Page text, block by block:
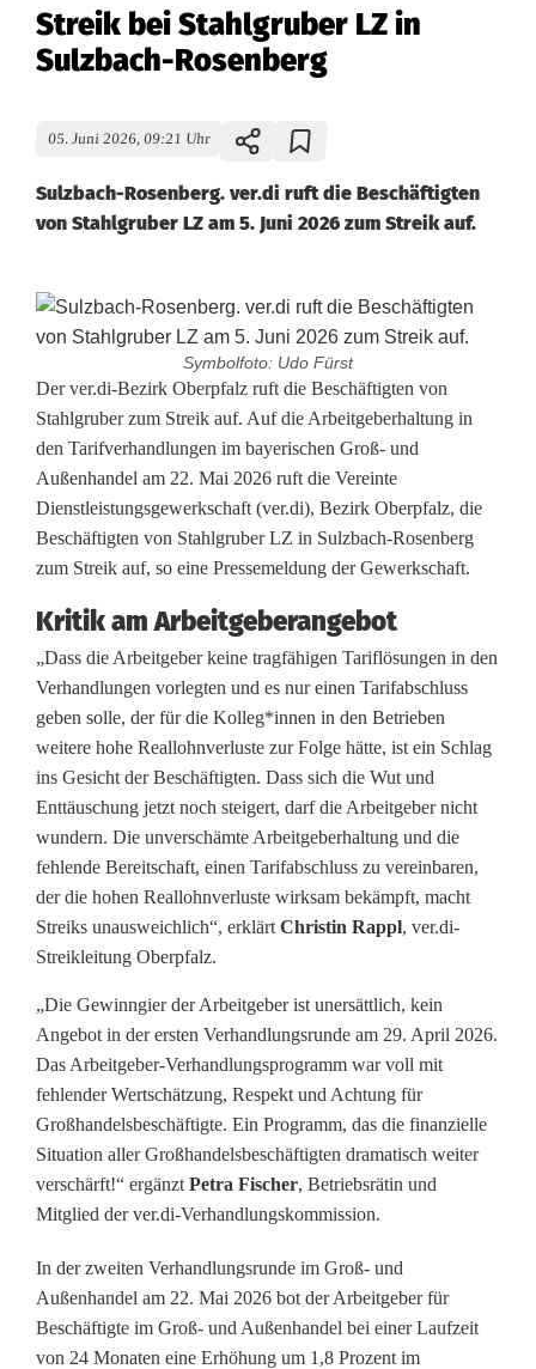
Streik bei Stahlgruber LZ in
Sulzbach-Rosenberg
05. Juni 2026, 09:21 Uhr
Sulzbach-Rosenberg. ver.di ruft die Beschäftigten
von Stahlgruber LZ am 5. Juni 2026 zum Streik auf.
Symbolfoto: Udo Fürst
S
t
r
e
i
k
b
e
i
S
t
a
h
g
r
u
b
e
r
L
Z
Der ver.di-Bezirk Oberpfalz ruft die Beschäftigten von
Stahlgruber zum Streik auf. Auf die Arbeitgeberhaltung in
den Tarifverhandlungen im bayerischen Groß- und
Außenhandel am 22. Mai 2026 ruft die Vereinte
Dienstleistungsgewerkschaft (ver.di), Bezirk Oberpfalz, die
Beschäftigten von Stahlgruber LZ in Sulzbach-Rosenberg
zum Streik auf, so eine Pressemeldung der Gewerkschaft.
Kritik am Arbeitgeberangebot
„Dass die Arbeitgeber keine tragfähigen Tariflösungen in den
Verhandlungen vorlegten und es nur einen Tarifabschluss
geben solle, der für die Kolleg*innen in den Betrieben
weitere hohe Reallohnverluste zur Folge hätte, ist ein Schlag
ins Gesicht der Beschäftigten. Dass sich die Wut und
Enttäuschung jetzt noch steigert, darf die Arbeitgeber nicht
wundern. Die unverschämte Arbeitgeberhaltung und die
fehlende Bereitschaft, einen Tarifabschluss zu vereinbaren,
der die hohen Reallohnverluste wirksam bekämpft, macht
Streiks unausweichlich“, erklärt Christin Rappl, ver.di-
Streikleitung Oberpfalz.
„Die Gewinngier der Arbeitgeber ist unersättlich, kein
Angebot in der ersten Verhandlungsrunde am 29. April 2026.
Das Arbeitgeber-Verhandlungsprogramm war voll mit
fehlender Wertschätzung, Respekt und Achtung für
Großhandelsbeschäftigte. Ein Programm, das die finanzielle
Situation aller Großhandelsbeschäftigten dramatisch weiter
verschärft!“ ergänzt Petra Fischer, Betriebsrätin und
Mitglied der ver.di-Verhandlungskommission.
In der zweiten Verhandlungsrunde im Groß- und
Außenhandel am 22. Mai 2026 bot der Arbeitgeber für
Beschäftigte im Groß- und Außenhandel bei einer Laufzeit
von 24 Monaten eine Erhöhung um 1,8 Prozent im